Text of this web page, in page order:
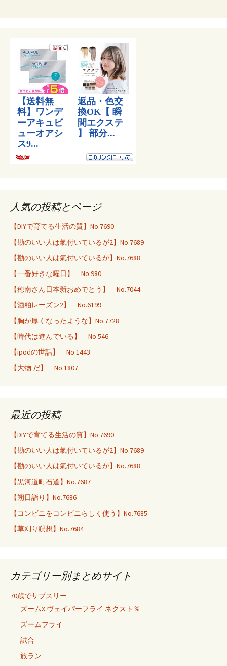
人気の投稿とページ
【DIYで育てる生活の質】No.7690
【勘のいい人は氣付いているが2】No.7689
【勘のいい人は氣付いているが】No.7688
【一番好きな曜日】 No.980
【穂南さん日本新おめでとう】 No.7044
【酒粕レーズン2】 No.6199
【胸が厚くなったような】No.7728
【時代は進んでいる】 No.546
【ipodの世話】 No.1443
【大物 だ】 No.1807
最近の投稿
【DIYで育てる生活の質】No.7690
【勘のいい人は氣付いているが2】No.7689
【勘のいい人は氣付いているが】No.7688
【黒河道町石道】No.7687
【朔日詣り】No.7686
【コンビニをコンビニらしく使う】No.7685
【草刈り瞑想】No.7684
カテゴリー別まとめサイト
70歳でサブスリー
ズームX ヴェイパーフライ ネクスト％
ズームフライ
試合
旅ラン